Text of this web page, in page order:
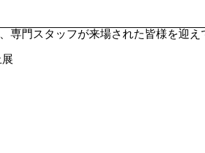
専門スタッフが来場された皆様を迎